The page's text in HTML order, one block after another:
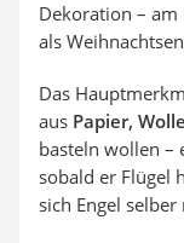
Dekoration – am
als
Das
aus Papier,
basteln wollen –
sobald er Flügel
sich Engel selber